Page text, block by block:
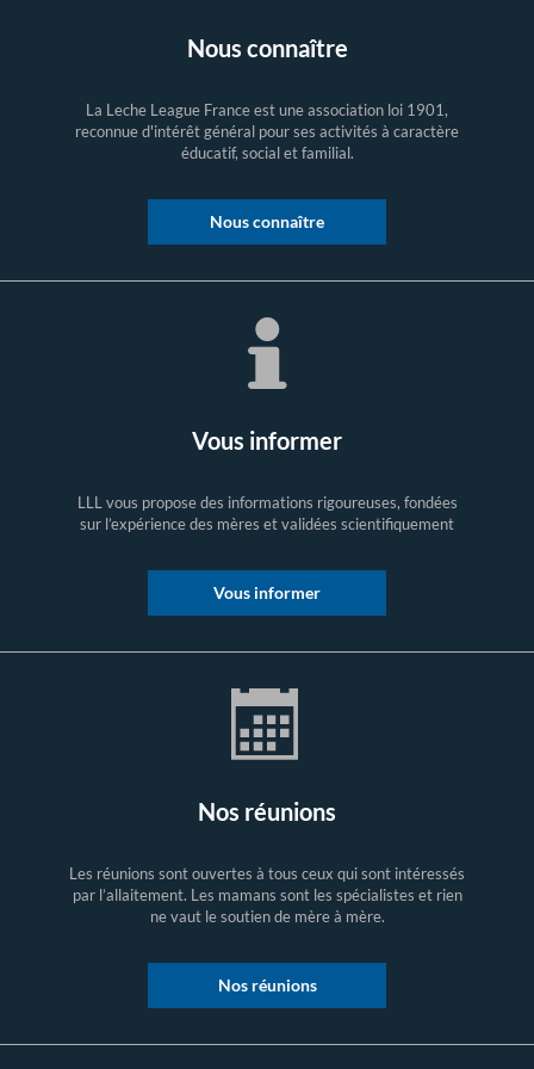
Nous connaître
La Leche League France est une association loi 1901,
reconnue d'intérêt général pour ses activités à caractère
éducatif, social et familial.
Nous connaître
Vous informer
LLL vous propose des informations rigoureuses, fondées
sur l’expérience des mères et validées scientifiquement
Vous informer
Nos réunions
Les réunions sont ouvertes à tous ceux qui sont intéressés
par l’allaitement. Les mamans sont les spécialistes et rien
ne vaut le soutien de mère à mère.
Nos réunions